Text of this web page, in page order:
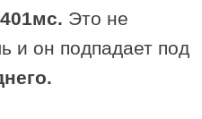
Это не
и он подпадает под